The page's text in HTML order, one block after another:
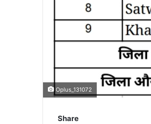
Oplus_131072
Share